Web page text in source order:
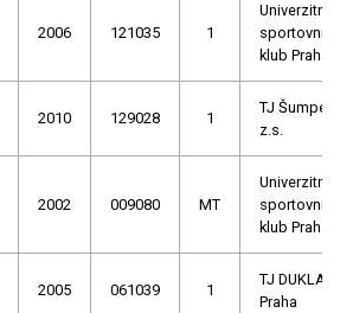
2006 121035 1
Univerzitní
sportovní
klub Praha
2010 129028 1
TJ Šumperk
z.s.
2002 009080 MT
Univerzitní
sportovní
klub Praha
2005 061039 1
TJ DUKLA
Praha